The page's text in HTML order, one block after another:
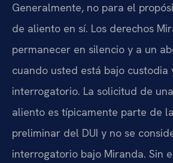
Generalmente, no para el
de aliento en sí. Los derechos
permanecer en silencio y a un
cuando usted está bajo custodia
interrogatorio. La solicitud de
aliento es típicamente parte de
preliminar del DUI y no se
interrogatorio bajo Miranda. Sin